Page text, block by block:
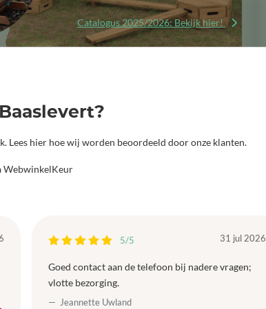
Catalogus 2025/2026: Bekijk hier!
Lees hier hoe wij worden beoordeeld door onze klanten.
WebwinkelKeur
5/5 31 jul 2026
Goed contact aan de telefoon bij nadere vragen;
vlotte bezorging.
Jeannette Uwland